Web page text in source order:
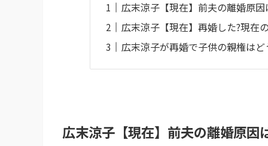
広末涼子【現在】前夫の離婚原
広末涼子【現在】再婚した?現在
広末涼子が再婚で子供の親権は
広末涼子【現在】前夫の離婚原因